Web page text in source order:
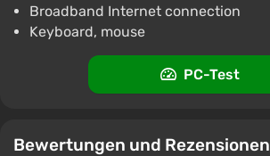
Broadband Internet connection
Keyboard, mouse
PC-Test
Bewertungen und Rezensionen